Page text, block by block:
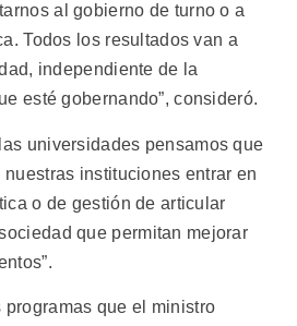
al gobierno de turno o a
Todos los resultados van a
independiente de la
esté gobernando”, consideró.
universidades pensamos que
instituciones entrar en
o de gestión de articular
que permitan mejorar
programas que el ministro